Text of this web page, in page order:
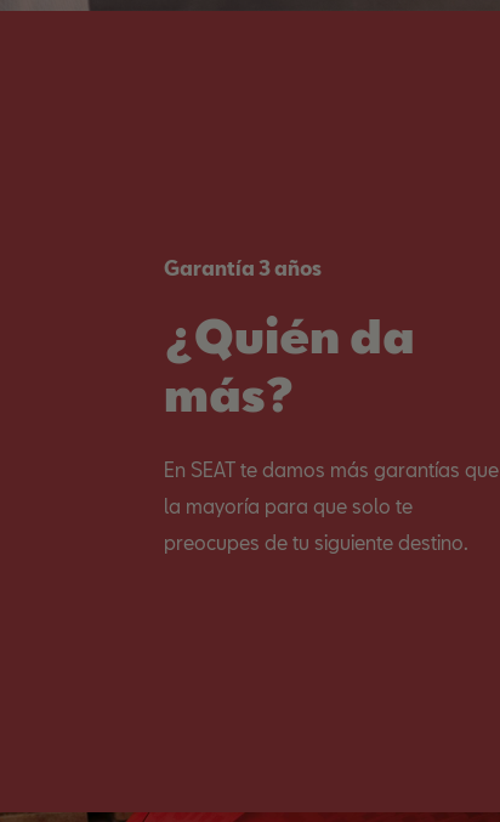
Garantía 3 años
¿Quién da
más?
En SEAT te damos más garantías que
la mayoría para que solo te
preocupes de tu siguiente destino.